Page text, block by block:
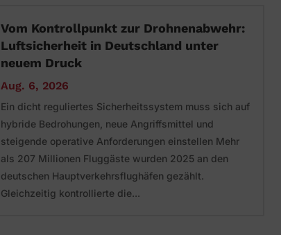
Vom Kontrollpunkt zur Drohnenabwehr:
Luftsicherheit in Deutschland unter
neuem Druck
Aug. 6, 2026
Ein dicht reguliertes Sicherheitssystem muss sich auf
hybride Bedrohungen, neue Angriffsmittel und
steigende operative Anforderungen einstellen Mehr
als 207 Millionen Fluggäste wurden 2025 an den
deutschen Hauptverkehrsflughäfen gezählt.
Gleichzeitig kontrollierte die...